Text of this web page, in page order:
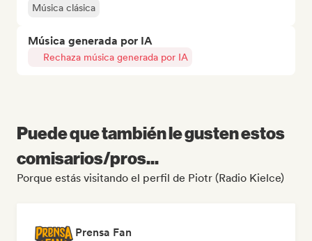
Música clásica
Música generada por IA
Rechaza música generada por IA
Puede que también le gusten estos
comisarios/pros...
Porque estás visitando el perfil de Piotr (Radio Kielce)
Prensa Fan